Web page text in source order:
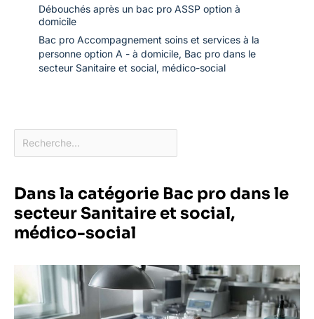
Débouchés après un bac pro ASSP option à
domicile
Bac pro Accompagnement soins et services à la
personne option A - à domicile, Bac pro dans le
secteur Sanitaire et social, médico-social
Dans la catégorie Bac pro dans le
secteur Sanitaire et social,
médico-social